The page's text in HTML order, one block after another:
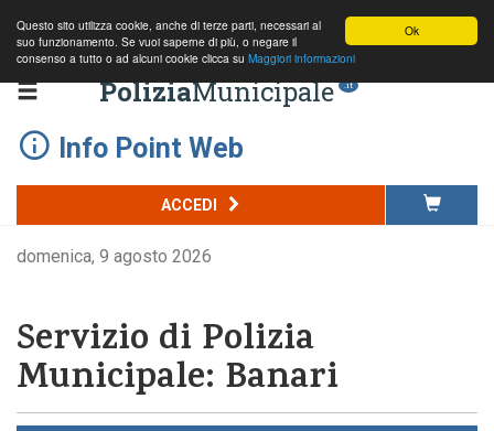
Ok
Questo sito utilizza cookie, anche di terze parti, necessari al
suo funzionamento. Se vuoi saperne di più, o negare il
consenso a tutto o ad alcuni cookie clicca su Maggiori informazioni
PoliziaMunicipale .it
Info Point Web
ACCEDI
domenica, 9 agosto 2026
Servizio di Polizia
Municipale: Banari